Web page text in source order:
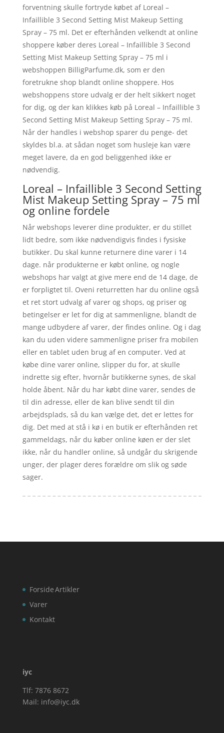
forventning skulle fortryde købet af Loreal –
Infaillible 3 Second Setting Mist Makeup Setting
Spray – 75 ml. Det er efterhånden velkendt at online
shoppere køber deres Loreal – Infaillible 3 Second
Setting Mist Makeup Setting Spray – 75 ml i
webshoppen BilligParfume.dk, som er den
foretrukne shop blandt online shoppere. Hos
webshoppens store udvalg er der helt sikkert noget
for dig, og der kan klikkes køb på Loreal – Infaillible 3
Second Setting Mist Makeup Setting Spray – 75 ml.
Når der handles i webshop sparer du penge- det
skyldes bl.a. at sådan noget som husleje kan være
meget lavere, da en god beliggenhed ikke er
nødvendig.
Loreal – Infaillible 3 Second Setting
Mist Makeup Setting Spray – 75 ml
og online fordele
Når webshops leverer dine produkter, er du stillet
lidt bedre, som ikke nødvendigvis findes i fysiske
butikker. Du skal kunne returnere dine varer i 14
dage. når produkterne er købt online, og nogle
webshops har valgt at give mere end de 14 dage, de
er forpligtet til. Oveni returretten har du online også
et ret stort udvalg af varer og shops, og priser og
betingelser er let for dig at sammenligne, blandt de
mange udbydere af varer, der findes online. Og i dag
kan du uden videre sammenligne priser fra mobilen
eller en tablet uden brug af en computer. Ved at
købe dine varer online, slipper du for, at skulle
indrette sig efter, hvornår butikkerne synes, de skal
holde åbent. Når du har købt dine varer, sendes de
til din adresse, eller de kan blive sendt til din
arbejdsplads, så du kan vælge det, det er lettes for
dig. Det med at stå i kø i en butik er efterhånden ret
gammeldags, når du køber online køen er der slet
ikke, når du handler online, så undgår du skrigende
unger, der plager deres forældre om slik og søde
sager.
Forside
Varer
Kontakt
Artikler
iyc
Tlf: 7876 8672
Mail: info@iyc.dk